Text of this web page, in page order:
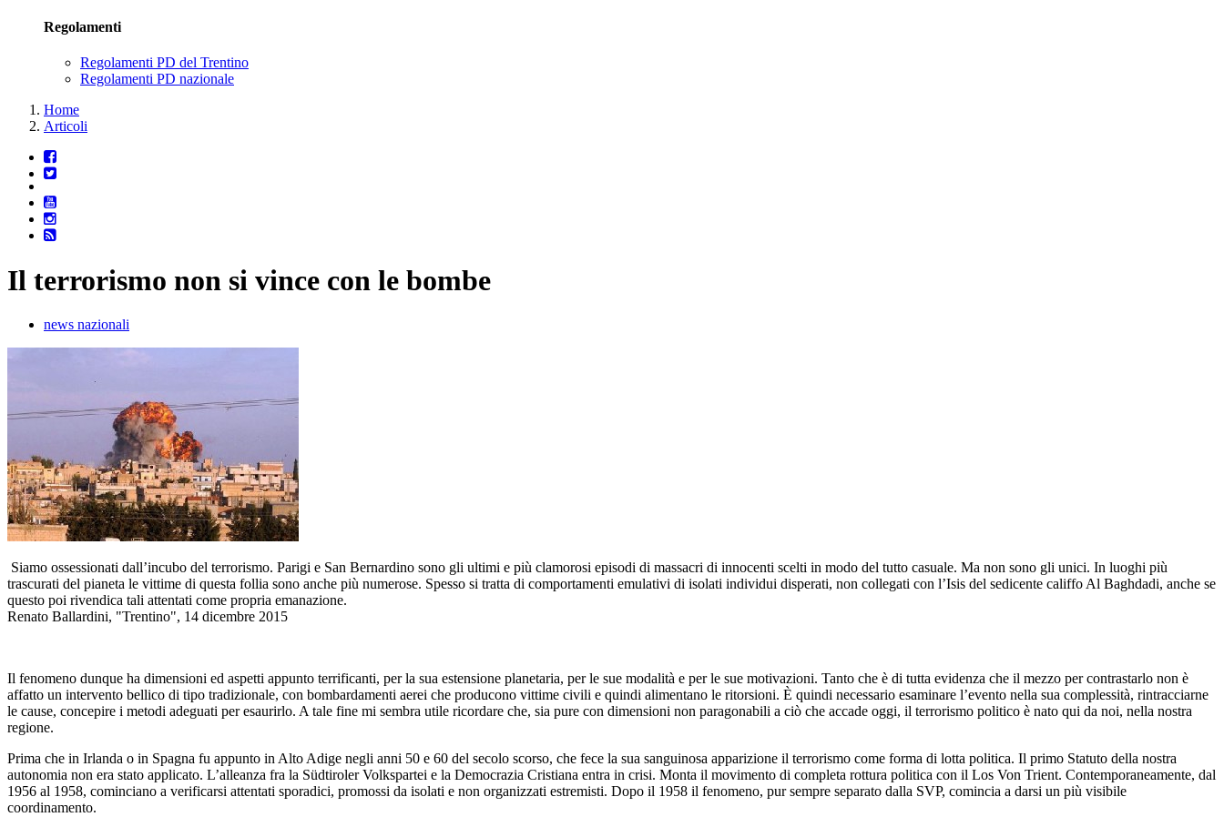
Regolamenti
Regolamenti PD del Trentino
Regolamenti PD nazionale
Home
Articoli
Il terrorismo non si vince con le bombe
news nazionali
Siamo ossessionati dall’incubo del terrorismo. Parigi e San Bernardino sono gli ultimi e più clamorosi episodi di massacri di innocenti scelti in modo del tutto casuale. Ma non sono gli unici. In luoghi più
trascurati del pianeta le vittime di questa follia sono anche più numerose. Spesso si tratta di comportamenti emulativi di isolati individui disperati, non collegati con l’Isis del sedicente califfo Al Baghdadi, anche se
questo poi rivendica tali attentati come propria emanazione.
Renato Ballardini, "Trentino", 14 dicembre 2015
Il fenomeno dunque ha dimensioni ed aspetti appunto terrificanti, per la sua estensione planetaria, per le sue modalità e per le sue motivazioni. Tanto che è di tutta evidenza che il mezzo per contrastarlo non è
affatto un intervento bellico di tipo tradizionale, con bombardamenti aerei che producono vittime civili e quindi alimentano le ritorsioni. È quindi necessario esaminare l’evento nella sua complessità, rintracciarne
le cause, concepire i metodi adeguati per esaurirlo. A tale fine mi sembra utile ricordare che, sia pure con dimensioni non paragonabili a ciò che accade oggi, il terrorismo politico è nato qui da noi, nella nostra
regione.
Prima che in Irlanda o in Spagna fu appunto in Alto Adige negli anni 50 e 60 del secolo scorso, che fece la sua sanguinosa apparizione il terrorismo come forma di lotta politica. Il primo Statuto della nostra
autonomia non era stato applicato. L’alleanza fra la Südtiroler Volkspartei e la Democrazia Cristiana entra in crisi. Monta il movimento di completa rottura politica con il Los Von Trient. Contemporaneamente, dal
1956 al 1958, cominciano a verificarsi attentati sporadici, promossi da isolati e non organizzati estremisti. Dopo il 1958 il fenomeno, pur sempre separato dalla SVP, comincia a darsi un più visibile
coordinamento.